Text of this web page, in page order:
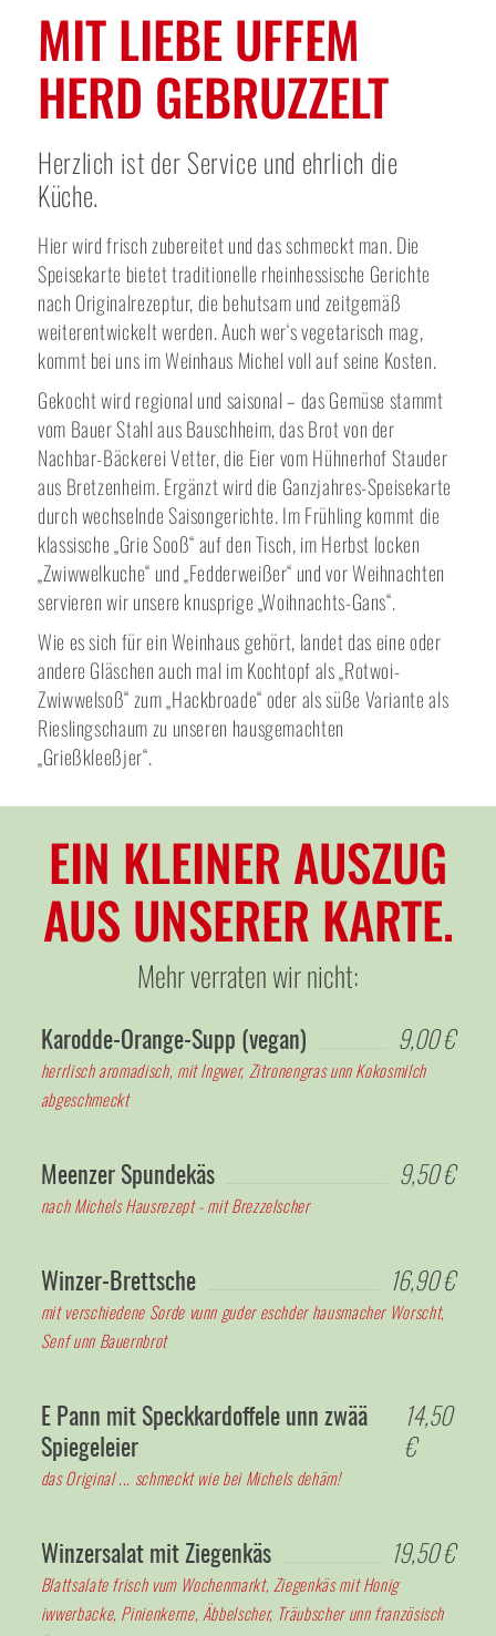
MIT LIEBE UFFEM
HERD GEBRUZZELT
Herzlich ist der Service und ehrlich die
Küche.
Hier wird frisch zubereitet und das schmeckt man. Die
Speisekarte bietet traditionelle rheinhessische Gerichte
nach Originalrezeptur, die behutsam und zeitgemäß
weiterentwickelt werden. Auch wer‘s vegetarisch mag,
kommt bei uns im Weinhaus Michel voll auf seine Kosten.
Gekocht wird regional und saisonal – das Gemüse stammt
vom Bauer Stahl aus Bauschheim, das Brot von der
Nachbar-Bäckerei Vetter, die Eier vom Hühnerhof Stauder
aus Bretzenheim. Ergänzt wird die Ganzjahres-Speisekarte
durch wechselnde Saisongerichte. Im Frühling kommt die
klassische „Grie Sooß“ auf den Tisch, im Herbst locken
„Zwiwwelkuche“ und „Fedderweißer“ und vor Weihnachten
servieren wir unsere knusprige „Woihnachts-Gans“.
Wie es sich für ein Weinhaus gehört, landet das eine oder
andere Gläschen auch mal im Kochtopf als „Rotwoi-
Zwiwwelsoß“ zum „Hackbroade“ oder als süße Variante als
Rieslingschaum zu unseren hausgemachten
„Grießkleeßjer“.
EIN KLEINER AUSZUG
AUS UNSERER KARTE.
Mehr verraten wir nicht:
Karodde-Orange-Supp (vegan) 9,00 €
herrlisch aromadisch, mit Ingwer, Zitronengras unn Kokosmilch
abgeschmeckt
Meenzer Spundekäs 9,50 €
nach Michels Hausrezept - mit Brezzelscher
Winzer-Brettsche 16,90 €
mit verschiedene Sorde vunn guder eschder hausmacher Worscht,
Senf unn Bauernbrot
E Pann mit Speckkardoffele unn zwää
Spiegeleier
14,50
€
das Original ... schmeckt wie bei Michels dehäm!
Winzersalat mit Ziegenkäs 19,50 €
Blattsalate frisch vum Wochenmarkt, Ziegenkäs mit Honig
iwwerbacke, Pinienkerne, Äbbelscher, Träubscher unn französisch